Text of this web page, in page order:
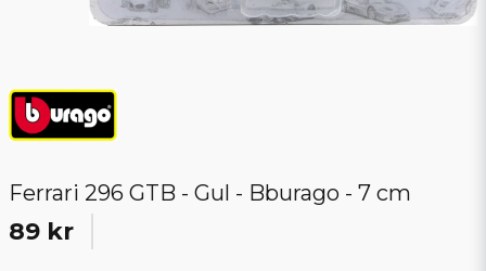
Ferrari 296 GTB - Gul - Bburago - 7 cm
89 kr